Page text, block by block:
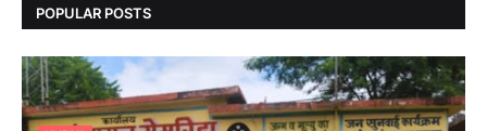
POPULAR POSTS